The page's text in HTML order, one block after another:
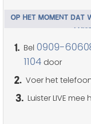
OP HET MOMENT DAT
1. Bel 0909-
1104 door
2. Voer het
3. Luister LIVE